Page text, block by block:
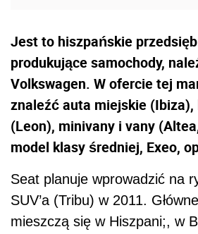
Jest to hiszpańskie
produkujące samochody,
Volkswagen. W ofercie tej
znaleźć auta miejskie
(Leon), minivany i vany
model klasy średniej, Exeo,
Seat planuje wprowadzić na
SUV’a (Tribu) w 2011.
mieszczą się w Hiszpani;, w